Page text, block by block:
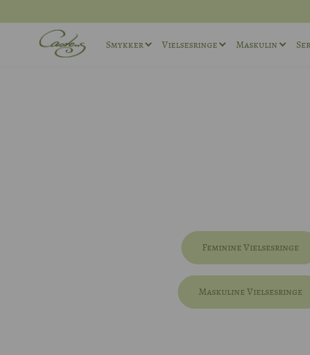
Smykker Vielsesringe Maskulin
Feminine Vielsesringe
Maskuline Vielsesringe